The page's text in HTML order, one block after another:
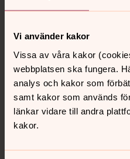
Vi använder kakor
Vissa av våra kakor
webbplatsen ska fungera.
analys och kakor som
samt kakor som används
länkar vidare till andra
kakor.
Kontakt
Kalender
Hitta snabbt